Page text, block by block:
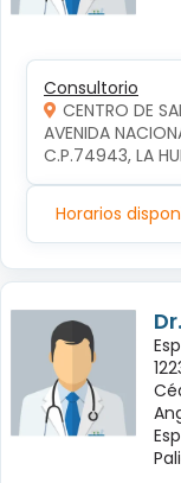
Consultorio
CENTRO DE
AVENIDA
C.P.74943, LA
Horarios